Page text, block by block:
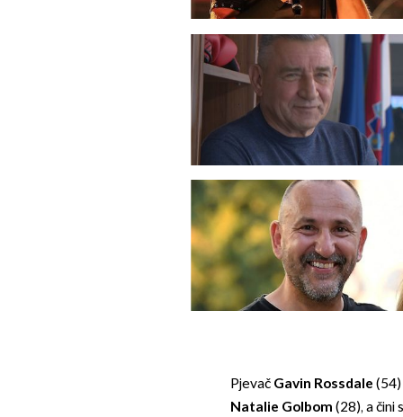
Pjevač Gavin Rossdale
Natalie Golbom (28), a čini